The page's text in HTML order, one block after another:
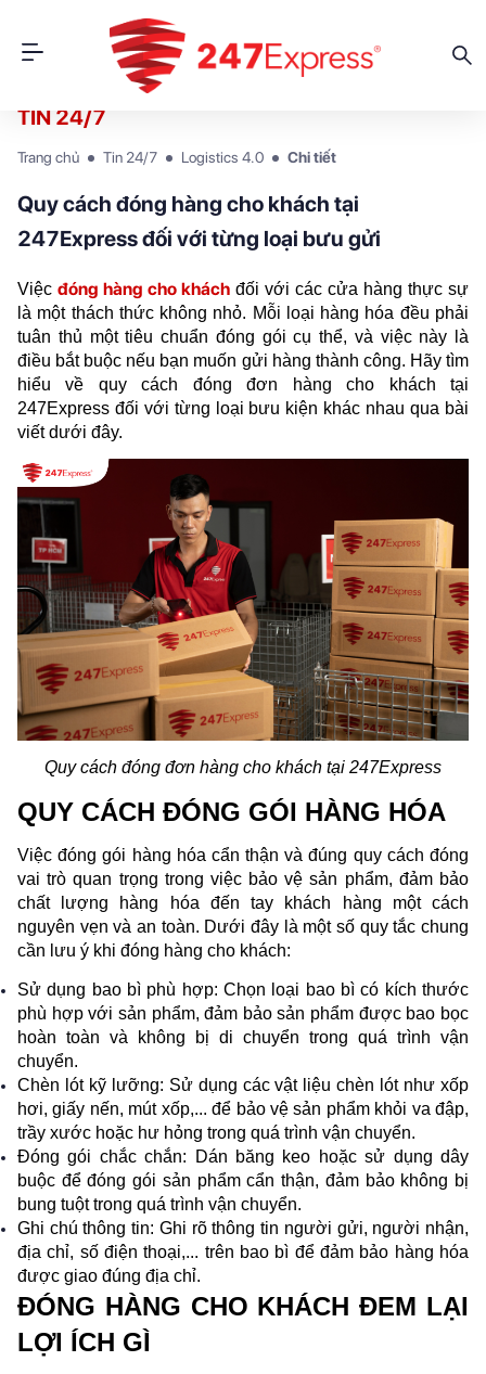
TIN 24/7
Trang chủ Tin 24/7 Logistics 4.0 Chi tiết
Quy cách đóng hàng cho khách tại
247Express đối với từng loại bưu gửi
Việc đóng hàng cho khách đối với các cửa hàng thực sự
là một thách thức không nhỏ. Mỗi loại hàng hóa đều phải
tuân thủ một tiêu chuẩn đóng gói cụ thể, và việc này là
điều bắt buộc nếu bạn muốn gửi hàng thành công. Hãy tìm
hiểu về quy cách đóng đơn hàng cho khách tại
247Express đối với từng loại bưu kiện khác nhau qua bài
viết dưới đây.
Quy cách đóng đơn hàng cho khách tại 247Express
QUY CÁCH ĐÓNG GÓI HÀNG HÓA
Việc đóng gói hàng hóa cẩn thận và đúng quy cách đóng
vai trò quan trọng trong việc bảo vệ sản phẩm, đảm bảo
chất lượng hàng hóa đến tay khách hàng một cách
nguyên vẹn và an toàn. Dưới đây là một số quy tắc chung
cần lưu ý khi đóng hàng cho khách:
Sử dụng bao bì phù hợp: Chọn loại bao bì có kích thước
phù hợp với sản phẩm, đảm bảo sản phẩm được bao bọc
hoàn toàn và không bị di chuyển trong quá trình vận
chuyển.
Chèn lót kỹ lưỡng: Sử dụng các vật liệu chèn lót như xốp
hơi, giấy nến, mút xốp,... để bảo vệ sản phẩm khỏi va đập,
trầy xước hoặc hư hỏng trong quá trình vận chuyển.
Đóng gói chắc chắn: Dán băng keo hoặc sử dụng dây
buộc để đóng gói sản phẩm cẩn thận, đảm bảo không bị
bung tuột trong quá trình vận chuyển.
Ghi chú thông tin: Ghi rõ thông tin người gửi, người nhận,
địa chỉ, số điện thoại,... trên bao bì để đảm bảo hàng hóa
được giao đúng địa chỉ.
ĐÓNG HÀNG CHO KHÁCH ĐEM LẠI
LỢI ÍCH GÌ